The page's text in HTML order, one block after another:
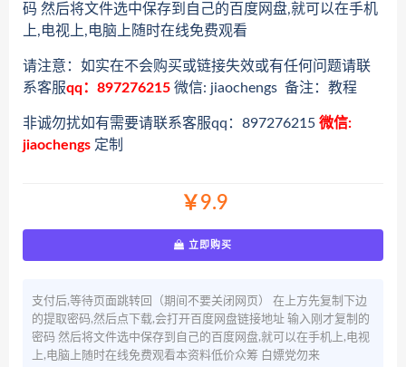
码 然后将文件选中保存到自己的百度网盘,就可以在手机
上,电视上,电脑上随时在线免费观看
请注意：如实在不会购买或链接失效或有任何问题请联
系客服qq：897276215 微信: jiaochengs 备注：教程
非诚勿扰如有需要请联系客服qq：897276215 微信:
jiaochengs 定制
￥9.9
立即购买
支付后,等待页面跳转回（期间不要关闭网页） 在上方先复制下边
的提取密码,然后点下载,会打开百度网盘链接地址 输入刚才复制的
密码 然后将文件选中保存到自己的百度网盘,就可以在手机上,电视
上,电脑上随时在线免费观看本资料低价众筹 白嫖党勿来